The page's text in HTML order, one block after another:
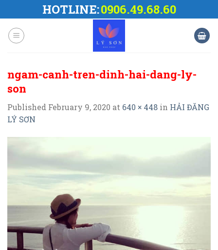
to
content
HOTLINE:0906.49.68.60
ngam-canh-tren-dinh-hai-dang-ly-
son
Published February 9, 2020 at 640 × 448 in HẢI ĐĂNG
LÝ SƠN